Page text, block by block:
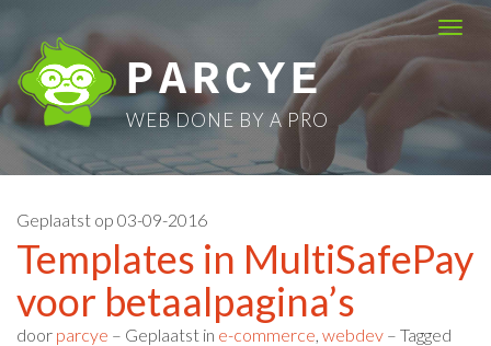
PARCYE
WEB DONE BY A PRO
Skip
content
Geplaatst op 03-09-2016
Templates in MultiSafePay
voor betaalpagina’s
door parcye – Geplaatst in e-commerce, webdev – Tagged